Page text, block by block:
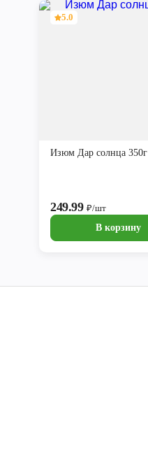
5.0
Изюм Дар солнца 350г
249.99₽/шт
В корзину